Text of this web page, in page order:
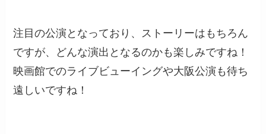
注目の公演となっており、ストーリーはもちろん
ですが、どんな演出となるのかも楽しみですね！
映画館でのライブビューイングや大阪公演も待ち
遠しいですね！